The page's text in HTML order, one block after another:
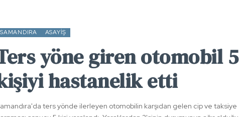
SAMANDIRA ASAYIŞ
yöne giren otomobil 5
hastanelik etti
ters yönde ilerleyen otomobilin karşıdan gelen cip ve taksiye